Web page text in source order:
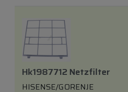
Hk1987712 Netzfilter
HISENSE/GORENJE